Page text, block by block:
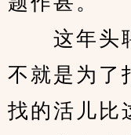
这年头聘
不就是为了
找的活儿比